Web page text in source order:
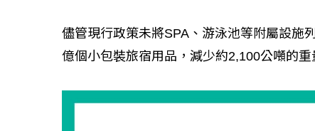
儘管現行政策未將SPA、游泳池等附屬設施
億個小包裝旅宿用品，減少約2,100公噸的